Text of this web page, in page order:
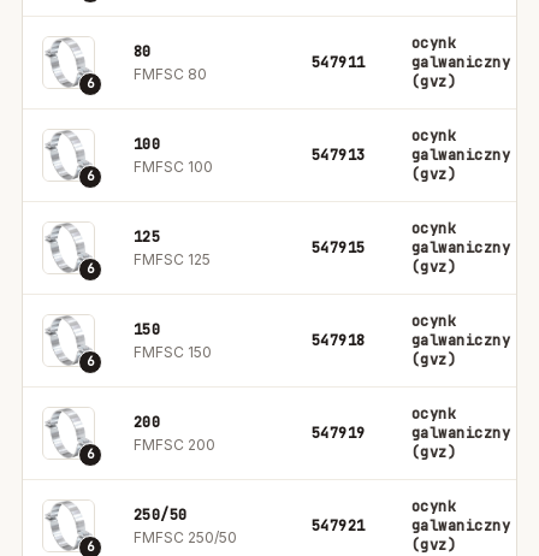
6
80
FMFSC 80
547911
ocynk
galwaniczny
(gvz)
6
100
FMFSC 100
547913
ocynk
galwaniczny
(gvz)
6
125
FMFSC 125
547915
ocynk
galwaniczny
(gvz)
6
150
FMFSC 150
547918
ocynk
galwaniczny
(gvz)
6
200
FMFSC 200
547919
ocynk
galwaniczny
(gvz)
6
250/50
FMFSC 250/50
547921
ocynk
galwaniczny
(gvz)